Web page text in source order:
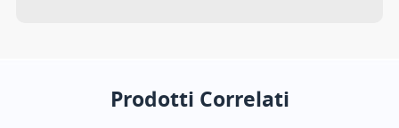
Prodotti Correlati